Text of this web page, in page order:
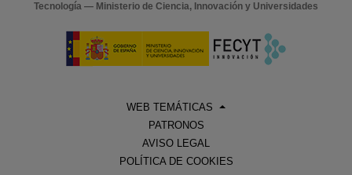
Tecnología — Ministerio de Ciencia, Innovación y Universidades
WEB TEMÁTICAS
PATRONOS
AVISO LEGAL
POLÍTICA DE COOKIES